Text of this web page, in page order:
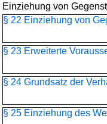
Einziehung von
§ 22 Einziehung von
§ 23 Erweiterte
§ 24 Grundsatz der
§ 25 Einziehung des